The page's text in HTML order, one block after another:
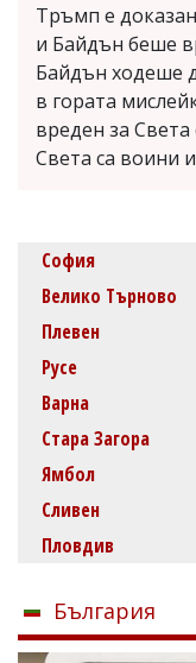
Тръмп е
и Байдън беше
Байдън ходеше
в гората
вреден за
Света са воини и
София
Велико Търново
Плевен
Русе
Варна
Стара Загора
Ямбол
Сливен
Пловдив
България